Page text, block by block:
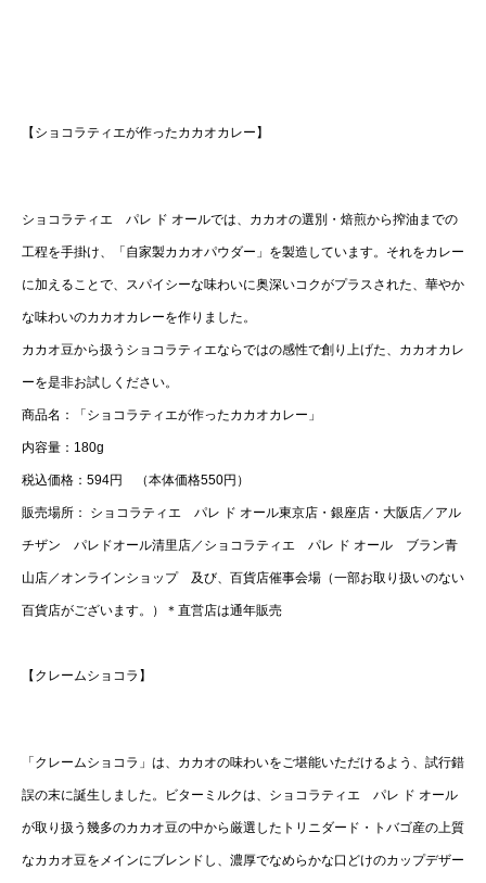
【ショコラティエが作ったカカオカレー】
ショコラティエ パレ ド オールでは、カカオの選別・焙煎から搾油までの
工程を手掛け、「自家製カカオパウダー」を製造しています。それをカレー
に加えることで、スパイシーな味わいに奥深いコクがプラスされた、華やか
な味わいのカカオカレーを作りました。
カカオ豆から扱うショコラティエならではの感性で創り上げた、カカオカレ
ーを是非お試しください。
商品名：「ショコラティエが作ったカカオカレー」
内容量：180g
税込価格：594円 （本体価格550円）
販売場所： ショコラティエ パレ ド オール東京店・銀座店・大阪店／アル
チザン パレドオール清里店／ショコラティエ パレ ド オール ブラン青
山店／オンラインショップ 及び、百貨店催事会場（一部お取り扱いのない
百貨店がございます。）＊直営店は通年販売
【クレームショコラ】
「クレームショコラ」は、カカオの味わいをご堪能いただけるよう、試行錯
誤の末に誕生しました。ビターミルクは、ショコラティエ パレ ド オール
が取り扱う幾多のカカオ豆の中から厳選したトリニダード・トバゴ産の上質
なカカオ豆をメインにブレンドし、濃厚でなめらかな口どけのカップデザー